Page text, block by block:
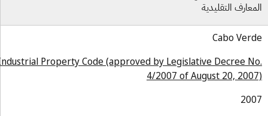
التقليدية
Cabo
Industrial Property Code (approved by Legislative Decree
4/2007 of August 20,